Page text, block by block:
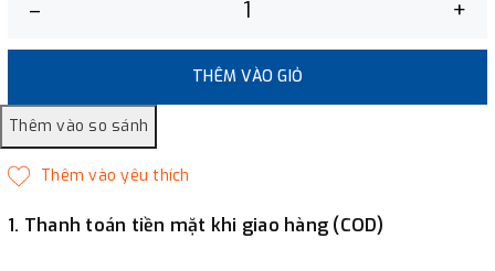
– +
THÊM VÀO GIỎ
1. Thanh toán tiền mặt khi giao hàng (COD)